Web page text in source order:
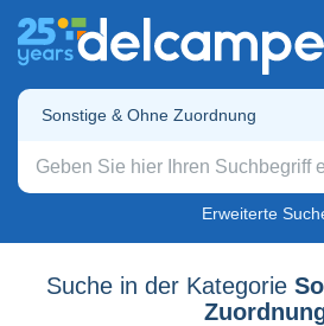
Sonstige & Ohne Zuordnung
Erweiterte
Suche in der Kategorie